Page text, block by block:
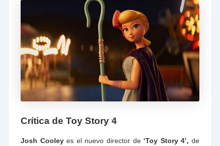
Crítica de Toy Story 4
Josh Cooleyes el nuevo director de ‘Toy Story 4’, de